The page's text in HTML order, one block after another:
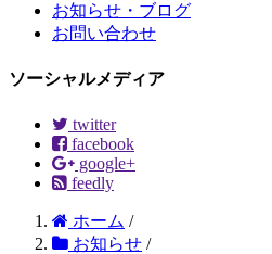
お知らせ・ブログ
お問い合わせ
ソーシャルメディア
twitter
facebook
google+
feedly
ホーム /
お知らせ /